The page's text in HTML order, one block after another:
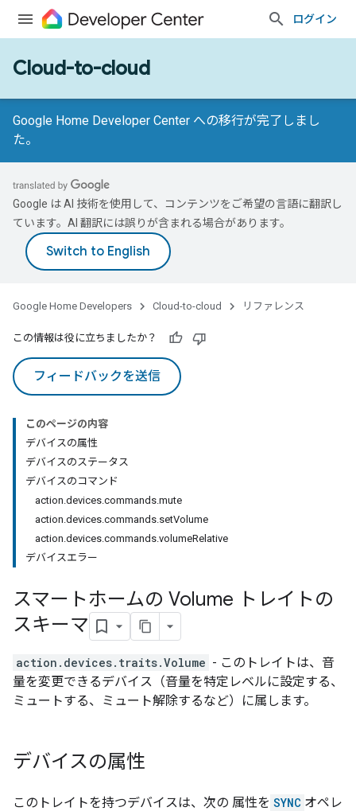
ログイン
Cloud-to-cloud
Google Home Developer Center への移行が完了しまし
た。
Google は AI 技術を使用して、コンテンツをご希望の言語に翻訳し
ています。AI 翻訳には誤りが含まれる場合があります。
Google Home Developers Cloud-to-cloud リファレンス
この情報は役に立ちましたか？
フィードバックを送信
このページの内容
デバイスの属性
デバイスのステータス
デバイスのコマンド
action.devices.commands.mute
action.devices.commands.setVolume
action.devices.commands.volumeRelative
デバイスエラー
スマートホームの Volume トレイトの
スキーマ
action.devices.traits.Volume - このトレイトは、音
量を変更できるデバイス（音量を特定レベルに設定する、
ミュートする、ミュート解除するなど）に属します。
デバイスの属性
このトレイトを持つデバイスは、次の 属性を SYNC オペレ